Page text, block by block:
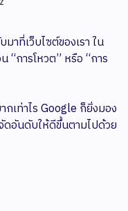
าที่เว็บไซต์ของเรา ใน
“การโหวต” หรือ “การ
เท่าไร Google ก็ยิ่งมอง
ดอันดับให้ดีขึ้นตามไปด้วย